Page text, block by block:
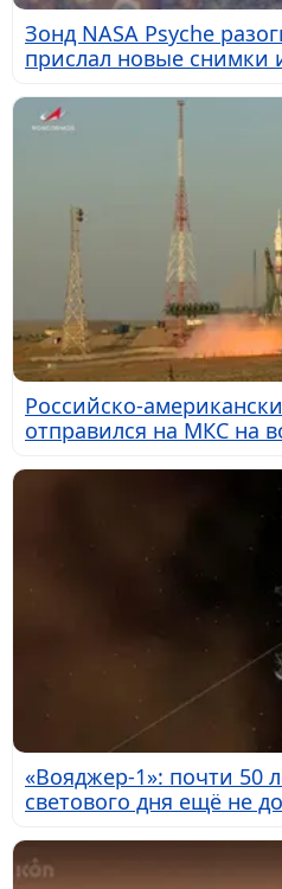
Зонд NASA Psyche
прислал новые снимки
Российско-
отправился на МКС на
«Вояджер-1»: почти 50
светового дня ещё не